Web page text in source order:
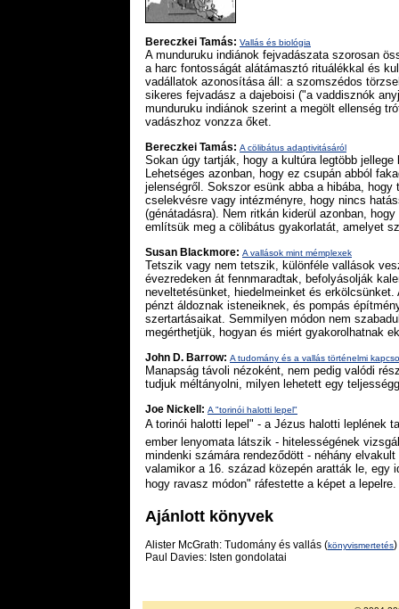
Bereczkei Tamás: Vallás és biológia
A munduruku indiánok fejvadászata szorosan
a harc fontosságát alátámasztó rituálékkal és
vadállatok azonosítása áll: a szomszédos
sikeres fejvadász a dajeboisi ("a vaddisznók
munduruku indiánok szerint a megölt ellenség
vadászhoz vonzza őket.
Bereczkei Tamás: A cölibátus adaptivitásáról
Sokan úgy tartják, hogy a kultúra legtöbb
Lehetséges azonban, hogy ez csupán abból
jelenségről. Sokszor esünk abba a hibába,
cselekvésre vagy intézményre, hogy nincs
(génátadásra). Nem ritkán kiderül azonban,
említsük meg a cölibátus gyakorlatát, amelyet
Susan Blackmore: A vallások mint mémplexek
Tetszik vagy nem tetszik, különféle vallások
évezredeken át fennmaradtak, befolyásolják
neveltetésünket, hiedelmeinket és
pénzt áldoznak isteneiknek, és pompás
szertartásaikat. Semmilyen módon nem
megérthetjük, hogyan és miért gyakorolhatnak
John D. Barrow: A tudomány és a vallás történelmi
Manapság távoli nézoként, nem pedig valódi
tudjuk méltányolni, milyen lehetett egy
Joe Nickell: A "torinói halotti lepel"
A torinói halotti lepel" - a Jézus halotti
ember lenyomata látszik - hitelességének
mindenki számára rendeződött - néhány
valamikor a 16. század közepén aratták le, egy
hogy ravasz módon" ráfestette a képet a lepelre.
Ajánlott könyvek
Alister McGrath: Tudomány és vallás (könyvismertetés)
Paul Davies: Isten gondolatai